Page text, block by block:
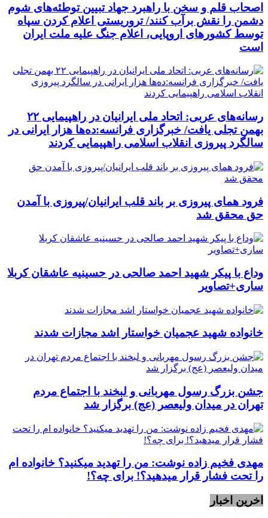
اصحاب قلم و سخن با راهبرد جهاد تبیین توطئه‌های شوم
دشمن را نقش برآب کنند/ تروریستی اعلام کردن سپاه
توسط کشورهای اروپایی، اعلام جنگ علیه ملت ایران
است
رسانه‌های عربی: اتحاد ملی ایرانیان در راهپیمایی ۲۲
بهمن تجلی یافت/ خبرگزاری فرانسه:ده‌ها هزار ایرانی در
سالگرد پیروزی انقلاب اسلامی راهپیمایی کردند
فرود همای پیروزی بر باند قلب ایرانیان/پیروزی با آمدن
حق محقق شد
وداع با پیکر شهید احمد صالحی‌ در حسینیه عاشقان کربلا
ساری+تصاویر
خانواده شهید عجمیان خواستار اشد مجازات شدند
جشن بزرگ رسول مهربانی و لبخند با اجتماع مردم
تهران در میدان ولیعصر (عج) برگزار شد
مهدی فخیم زاده نوشت: من را تهدید میکنید؟ خانواده ام
را‌ تحت فشار قرار میدهید؟! برای چه؟!
اخرین اخبار